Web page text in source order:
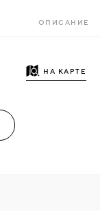
ОПИСАНИЕ
НА КАРТЕ